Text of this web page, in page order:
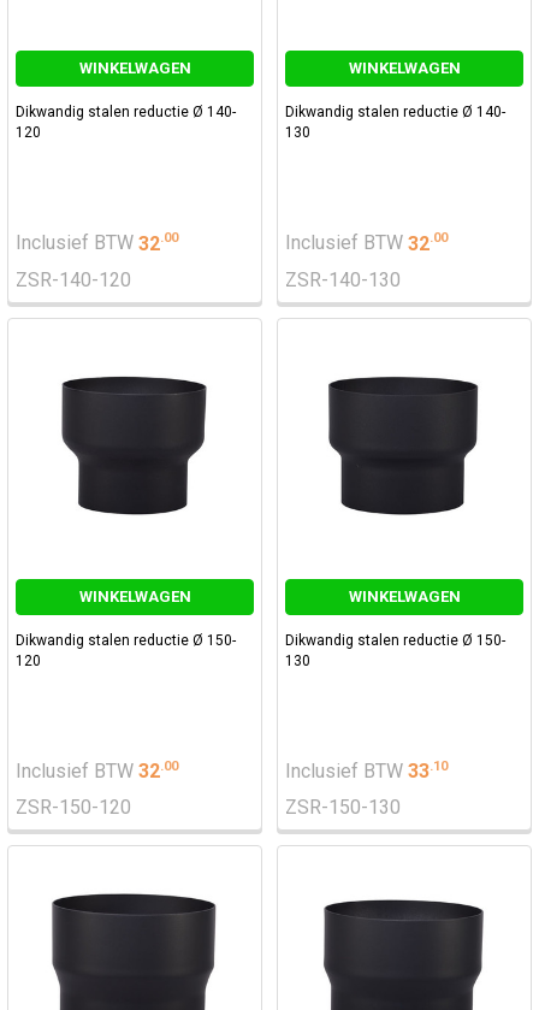
WINKELWAGEN
Dikwandig stalen reductie Ø 140-
120
Inclusief BTW 32.00
ZSR-140-120
WINKELWAGEN
Dikwandig stalen reductie Ø 140-
130
Inclusief BTW 32.00
ZSR-140-130
WINKELWAGEN
Dikwandig stalen reductie Ø 150-
120
Inclusief BTW 32.00
ZSR-150-120
WINKELWAGEN
Dikwandig stalen reductie Ø 150-
130
Inclusief BTW 33.10
ZSR-150-130